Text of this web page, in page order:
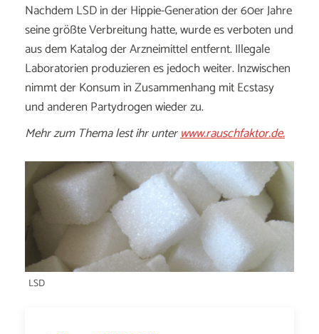
Nachdem LSD in der Hippie-Generation der 60er Jahre
seine größte Verbreitung hatte, wurde es verboten und
aus dem Katalog der Arzneimittel entfernt. Illegale
Laboratorien produzieren es jedoch weiter. Inzwischen
nimmt der Konsum in Zusammenhang mit Ecstasy
und anderen Partydrogen wieder zu.
Mehr zum Thema lest ihr unterwww.rauschfaktor.de.
LSD